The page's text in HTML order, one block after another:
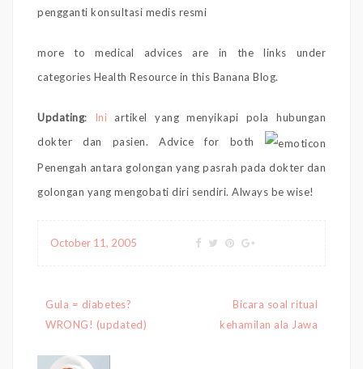
pengganti konsultasi medis resmi
more to medical advices are in the links under
categories Health Resource in this Banana Blog.
Updating: Ini artikel yang menyikapi pola hubungan
dokter dan pasien. Advice for both
Penengah antara golongan yang pasrah pada dokter dan
golongan yang mengobati diri sendiri. Always be wise!
October 11, 2005
Post
navigation
Gula = diabetes?
WRONG! (updated)
Bicara soal ritual
kehamilan ala Jawa